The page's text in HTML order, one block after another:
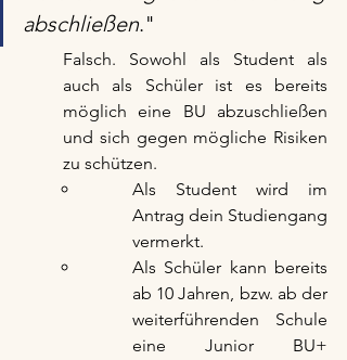
abschließen."
Falsch. Sowohl als Student als
auch als Schüler ist es bereits
möglich eine BU abzuschließen
und sich gegen mögliche Risiken
zu schützen.
Als Student wird im
Antrag dein Studiengang
vermerkt.
Als Schüler kann bereits
ab 10 Jahren, bzw. ab der
weiterführenden Schule
eine Junior BU+